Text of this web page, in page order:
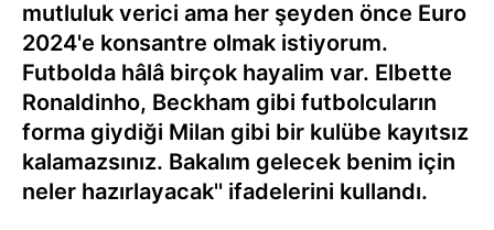
mutluluk verici ama her şeyden önce Euro
2024'e konsantre olmak istiyorum.
Futbolda hâlâ birçok hayalim var. Elbette
Ronaldinho, Beckham gibi futbolcuların
forma giydiği Milan gibi bir kulübe kayıtsız
kalamazsınız. Bakalım gelecek benim için
neler hazırlayacak'' ifadelerini kullandı.